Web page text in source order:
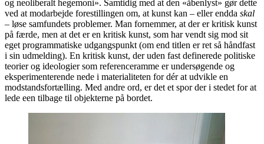
og neoliberalt hegemoni». Samtidig med at den «åbenlyst» gør dette
ved at modarbejde forestillingen om, at kunst kan – eller endda skal
– løse samfundets problemer. Man fornemmer, at der er kritisk kunst
på færde, men at det er en kritisk kunst, som har vendt sig mod sit
eget programmatiske udgangspunkt (om end titlen er ret så håndfast
i sin udmelding). En kritisk kunst, der uden fast definerede politiske
teorier og ideologier som referenceramme er undersøgende og
eksperimenterende nede i materialiteten for dér at udvikle en
modstandsfortælling. Med andre ord, er det et spor der i stedet for at
lede een tilbage til objekterne på bordet.